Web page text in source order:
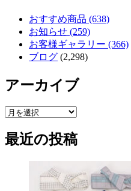
おすすめ商品 (638)
お知らせ (259)
お客様ギャラリー (366)
ブログ (2,298)
アーカイブ
ア
カ
イ
最近の投稿